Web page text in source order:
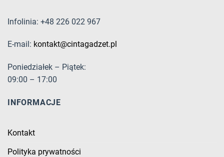
Infolinia: +48 226 022 967
E-mail: kontakt@cintagadzet.pl
Poniedziałek – Piątek:
09:00 – 17:00
INFORMACJE
Kontakt
Polityka prywatności